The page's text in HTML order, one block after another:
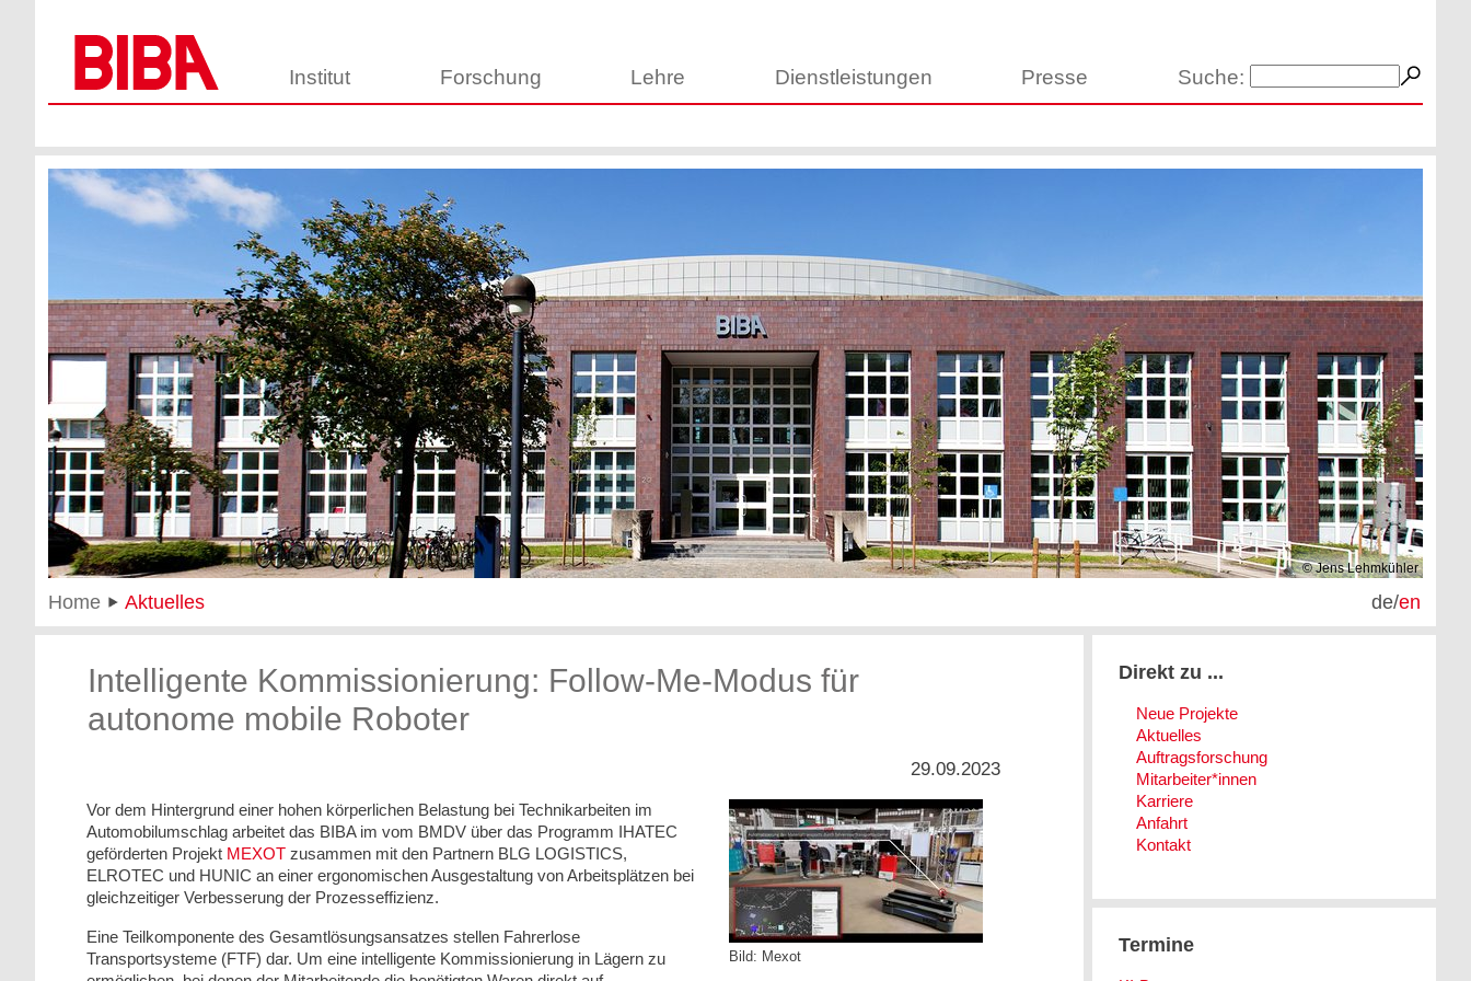
Institut Forschung Lehre Dienstleistungen Presse Suche:
© Jens Lehmkühler
Home Aktuelles de/en
Intelligente Kommissionierung: Follow-Me-Modus für
autonome mobile Roboter
29.09.2023
Bild: Mexot
Vor dem Hintergrund einer hohen körperlichen Belastung bei Technikarbeiten im
Automobilumschlag arbeitet das BIBA im vom BMDV über das Programm IHATEC
geförderten Projekt MEXOTzusammen mit den Partnern BLG LOGISTICS,
ELROTEC und HUNIC an einer ergonomischen Ausgestaltung von Arbeitsplätzen bei
gleichzeitiger Verbesserung der Prozesseffizienz.
Eine Teilkomponente des Gesamtlösungsansatzes stellen Fahrerlose
Transportsysteme (FTF) dar. Um eine intelligente Kommissionierung in Lägern zu
Direkt zu ...
Neue Projekte
Aktuelles
Auftragsforschung
Mitarbeiter*innen
Karriere
Anfahrt
Kontakt
Termine